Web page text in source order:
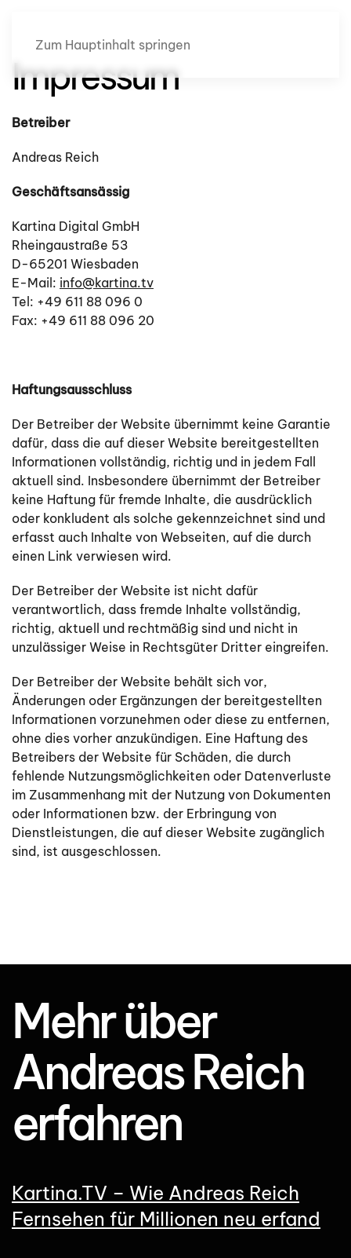
Zum Hauptinhalt springen
Impressum
Betreiber
Andreas Reich
Geschäftsansässig
Kartina Digital GmbH
Rheingaustraße 53
D-65201 Wiesbaden
E-Mail: info@kartina.tv
Tel: +49 611 88 096 0
Fax: +49 611 88 096 20
Haftungsausschluss
Der Betreiber der Website übernimmt keine Garantie
dafür, dass die auf dieser Website bereitgestellten
Informationen vollständig, richtig und in jedem Fall
aktuell sind. Insbesondere übernimmt der Betreiber
keine Haftung für fremde Inhalte, die ausdrücklich
oder konkludent als solche gekennzeichnet sind und
erfasst auch Inhalte von Webseiten, auf die durch
einen Link verwiesen wird.
Der Betreiber der Website ist nicht dafür
verantwortlich, dass fremde Inhalte vollständig,
richtig, aktuell und rechtmäßig sind und nicht in
unzulässiger Weise in Rechtsgüter Dritter eingreifen.
Der Betreiber der Website behält sich vor,
Änderungen oder Ergänzungen der bereitgestellten
Informationen vorzunehmen oder diese zu entfernen,
ohne dies vorher anzukündigen. Eine Haftung des
Betreibers der Website für Schäden, die durch
fehlende Nutzungsmöglichkeiten oder Datenverluste
im Zusammenhang mit der Nutzung von Dokumenten
oder Informationen bzw. der Erbringung von
Dienstleistungen, die auf dieser Website zugänglich
sind, ist ausgeschlossen.
Mehr über
Andreas Reich
erfahren
Kartina.TV – Wie Andreas Reich
Fernsehen für Millionen neu erfand